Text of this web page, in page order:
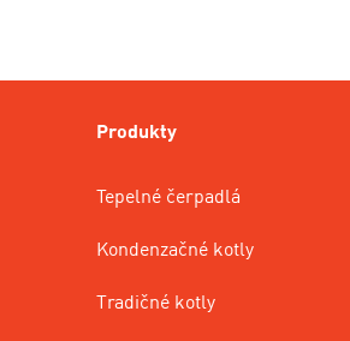
Produkty
Tepelné čerpadlá
Kondenzačné kotly
Tradičné kotly